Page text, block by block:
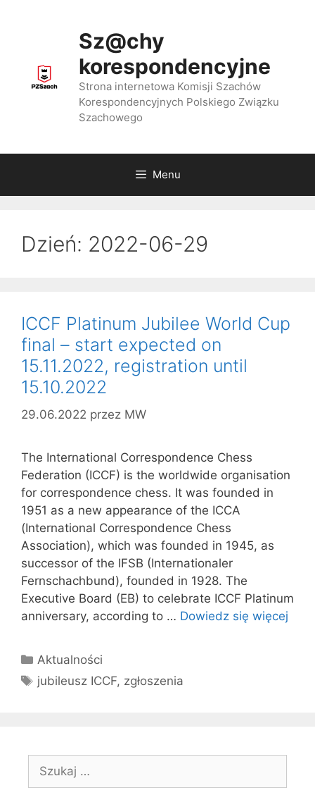
Sz@chy
korespondencyjne
Strona internetowa Komisji Szachów
Korespondencyjnych Polskiego Związku
Szachowego
Menu
Dzień: 2022-06-29
ICCF Platinum Jubilee World Cup
final – start expected on
15.11.2022, registration until
15.10.2022
29.06.2022 przez MW
The International Correspondence Chess
Federation (ICCF) is the worldwide organisation
for correspondence chess. It was founded in
1951 as a new appearance of the ICCA
(International Correspondence Chess
Association), which was founded in 1945, as
successor of the IFSB (Internationaler
Fernschachbund), founded in 1928. The
Executive Board (EB) to celebrate ICCF Platinum
anniversary, according to … Dowiedz się więcej
Kategorie
Aktualności
Tagi
jubileusz ICCF, zgłoszenia